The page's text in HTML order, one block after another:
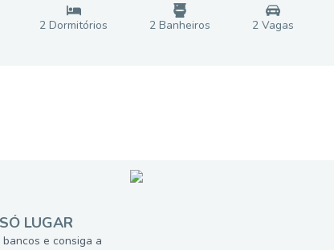
2 Dormitórios 2 Banheiros 2 Vagas
LUGAR
e consiga a